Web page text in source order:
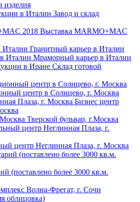
Завод и склад
Выставка MARMO+MAC
Гранитный карьер в Италии
Мраморный карьер в Италии
Склад готовой
центр в Солнцево, г. Москва
Бизнес центр
Тверской бульвар, г.Москва
центр Неглинная Плаза, г. Москва
(поставлено более 3000 кв.м.